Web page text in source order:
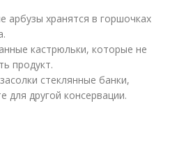
арбузы хранятся в горшочках
кастрюльки, которые не
продукт.
стеклянные банки,
для другой консервации.